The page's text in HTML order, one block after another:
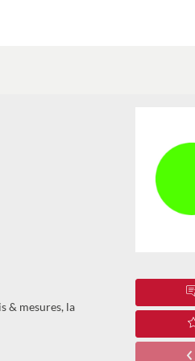
& mesures, la